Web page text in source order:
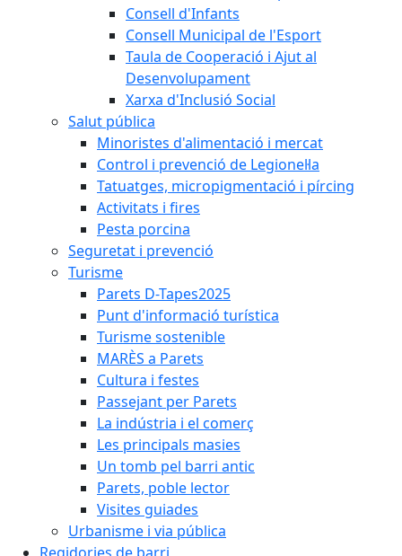
Consell d'Infants
Consell Municipal de l'Esport
Taula de Cooperació i Ajut al
Desenvolupament
Xarxa d'Inclusió Social
Salut pública
Minoristes d'alimentació i mercat
Control i prevenció de Legionel·la
Tatuatges, micropigmentació i pírcing
Activitats i fires
Pesta porcina
Seguretat i prevenció
Turisme
Parets D-Tapes2025
Punt d'informació turística
Turisme sostenible
MARÈS a Parets
Cultura i festes
Passejant per Parets
La indústria i el comerç
Les principals masies
Un tomb pel barri antic
Parets, poble lector
Visites guiades
Urbanisme i via pública